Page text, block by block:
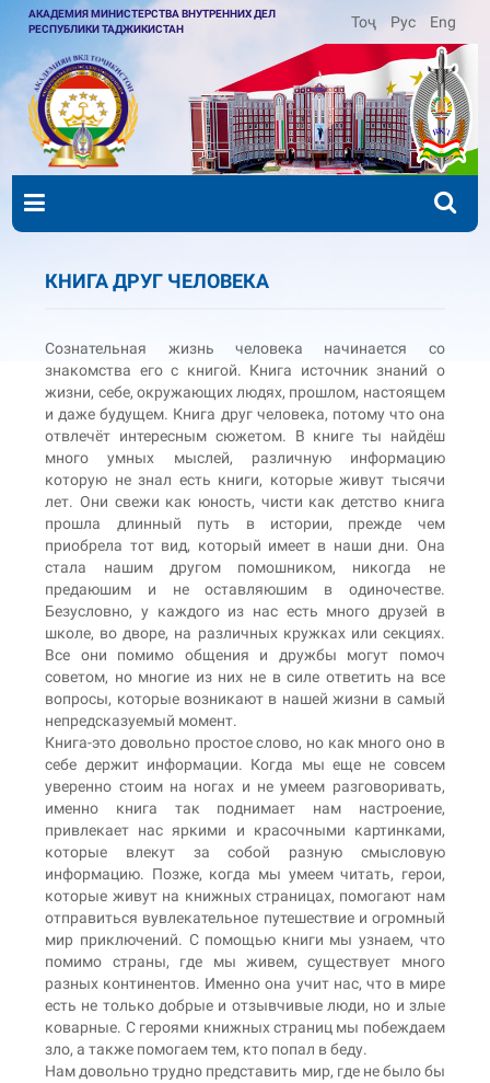
АКАДЕМИЯ МИНИСТЕРСТВА ВНУТРЕННИХ ДЕЛ
РЕСПУБЛИКИ ТАДЖИКИСТАН
Тоҷ Рус Eng
КНИГА ДРУГ ЧЕЛОВЕКА
Сознательная жизнь человека начинается со
знакомства его с книгой. Книга источник знаний о
жизни, себе, окружающих людях, прошлом, настоящем
и даже будущем. Книга друг человека, потому что она
отвлечёт интересным сюжетом. В книге ты найдёш
много умных мыслей, различную информацию
которую не знал есть книги, которые живут тысячи
лет. Они свежи как юность, чисти как детство книга
прошла длинный путь в истории, прежде чем
приобрела тот вид, который имеет в наши дни. Она
стала нашим другом помошником, никогда не
предаюшим и не оставляюшим в одиночестве.
Безусловно, у каждого из нас есть много друзей в
школе, во дворе, на различных кружках или секциях.
Все они помимо общения и дружбы могут помоч
советом, но многие из них не в силе ответить на все
вопросы, которые возникают в нашей жизни в самый
непредсказуемый момент.
Книга-это довольно простое слово, но как много оно в
себе держит информации. Когда мы еще не совсем
уверенно стоим на ногах и не умеем разговоривать,
именно книга так поднимает нам настроение,
привлекает нас яркими и красочными картинками,
которые влекут за собой разную смысловую
информацию. Позже, когда мы умеем читать, герои,
которые живут на книжных страницах, помогают нам
отправиться вувлекательное путешествие и огромный
мир приключений. С помощью книги мы узнаем, что
помимо страны, где мы живем, существует много
разных континентов. Именно она учит нас, что в мире
есть не только добрые и отзывчивые люди, но и злые
коварные. С героями книжных страниц мы побеждаем
зло, а также помогаем тем, кто попал в беду.
Нам довольно трудно представить мир, где не было бы